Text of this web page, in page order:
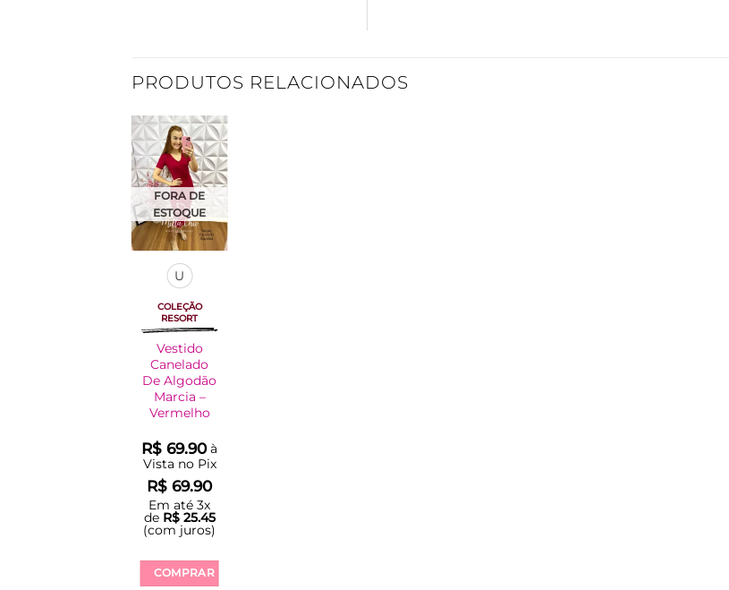
PRODUTOS RELACIONADOS
Adicionar
à Lista
FORA DE
ESTOQUE
U
COLEÇÃO
RESORT
Vestido
Canelado
De Algodão
Marcia –
Vermelho
R$ 69.90 à
Vista no Pix
R$ 69.90
Em até3x
de R$25.45
(com juros)
COMPRAR